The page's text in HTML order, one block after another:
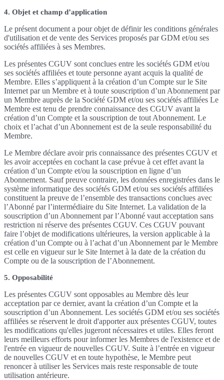
4. Objet et champ d’application
Le présent document a pour objet de définir les conditions générales
d'utilisation et de vente des Services proposés par GDM et/ou ses
sociétés affiliées à ses Membres.
Les présentes CGUV sont conclues entre les sociétés GDM et/ou
ses sociétés affiliées et toute personne ayant acquis la qualité de
Membre. Elles s’appliquent à la création d’un Compte sur le Site
Internet par un Membre et à toute souscription d’un Abonnement par
un Membre auprès de la Société GDM et/ou ses sociétés affiliées Le
Membre est tenu de prendre connaissance des CGUV avant la
création d’un Compte et la souscription de tout Abonnement. Le
choix et l’achat d’un Abonnement est de la seule responsabilité du
Membre.
Le Membre déclare avoir pris connaissance des présentes CGUV et
les avoir acceptées en cochant la case prévue à cet effet avant la
création d’un Compte et/ou la souscription en ligne d’un
Abonnement. Sauf preuve contraire, les données enregistrées dans le
système informatique des sociétés GDM et/ou ses sociétés affiliées
constituent la preuve de l’ensemble des transactions conclues avec
l’Abonné par l’intermédiaire du Site Internet. La validation de la
souscription d’un Abonnement par l’Abonné vaut acceptation sans
restriction ni réserve des présentes CGUV. Ces CGUV pouvant
faire l’objet de modifications ultérieures, la version applicable à la
création d’un Compte ou à l’achat d’un Abonnement par le Membre
est celle en vigueur sur le Site Internet à la date de la création du
Compte ou de la souscription de l’Abonnement.
5. Opposabilité
Les présentes CGUV sont opposables au Membre dès leur
acceptation par ce dernier, avant la création d’un Compte et la
souscription d’un Abonnement. Les sociétés GDM et/ou ses sociétés
affiliées se réservent le droit d'apporter aux présentes CGUV, toutes
les modifications qu'elles jugeront nécessaires et utiles. Elles feront
leurs meilleurs efforts pour informer les Membres de l'existence et de
l'entrée en vigueur de nouvelles CGUV. Suite à l’entrée en vigueur
de nouvelles CGUV et en toute hypothèse, le Membre peut
renoncer à utiliser les Services mais reste responsable de toute
utilisation antérieure.